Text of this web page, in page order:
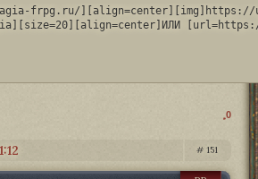
frpg.ru/
0
151